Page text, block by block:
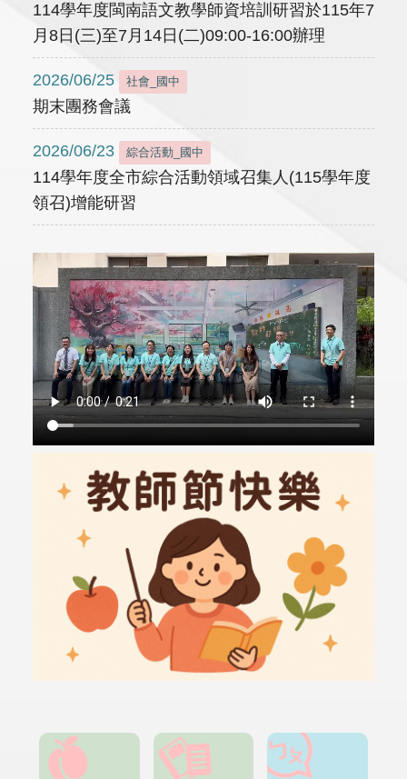
114學年度閩南語文教學師資培訓研習於115年7
月8日(三)至7月14日(二)09:00-16:00辦理
2026/06/25 社會_國中
期末團務會議
2026/06/23 綜合活動_國中
114學年度全市綜合活動領域召集人(115學年度
領召)增能研習